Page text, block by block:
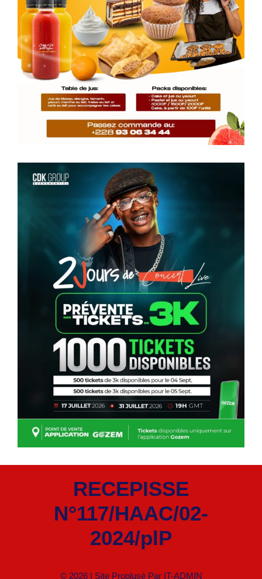
RECEPISSE
N°117/HAAC/02-
2024/plP
© 2026 | Site Proplusé Par IT-ADMIN